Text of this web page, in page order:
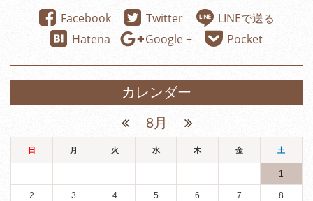
Facebook Twitter
LINEで送る
Hatena
Google + Pocket
カレンダー
8月
日 月 火 水 木 金 土
1
2 3 4 5 6 7 8